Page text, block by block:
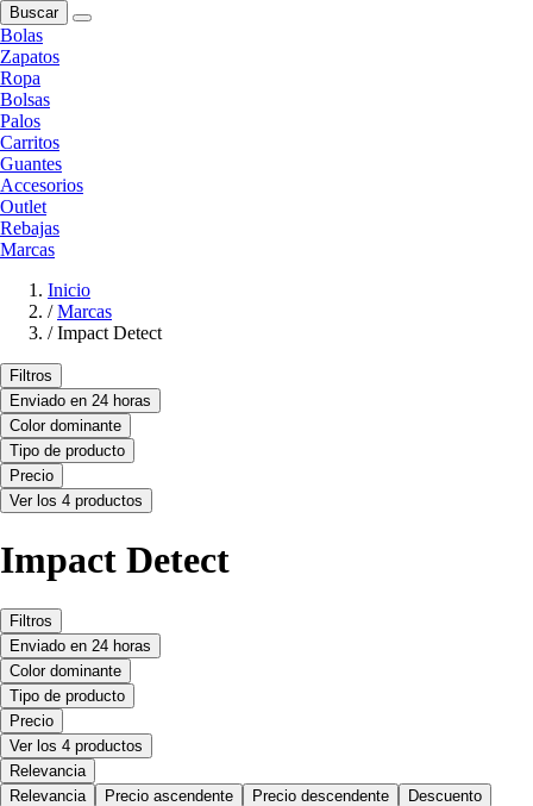
Buscar
Bolas
Zapatos
Ropa
Bolsas
Palos
Carritos
Guantes
Accesorios
Outlet
Rebajas
Marcas
Inicio
/ Marcas
/ Impact Detect
Filtros
Enviado en 24 horas
Color dominante
Tipo de producto
Precio
Ver los 4 productos
Impact Detect
Filtros
Enviado en 24 horas
Color dominante
Tipo de producto
Precio
Ver los 4 productos
Relevancia
Relevancia
Precio ascendente Precio descendente Descuento